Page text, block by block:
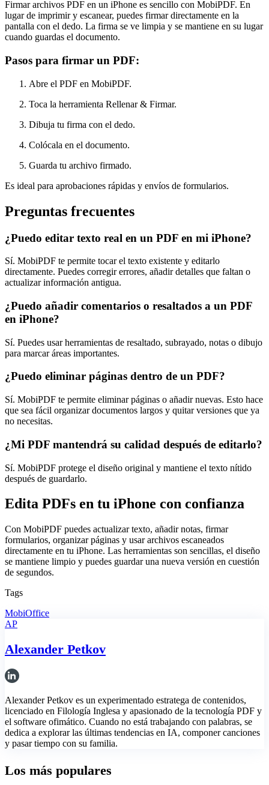
Firmar archivos PDF en un iPhone es sencillo con MobiPDF. En
lugar de imprimir y escanear, puedes firmar directamente en la
pantalla con el dedo. La firma se ve limpia y se mantiene en su lugar
cuando guardas el documento.
Pasos para firmar un PDF:
Abre el PDF en MobiPDF.
Toca la herramienta Rellenar & Firmar.
Dibuja tu firma con el dedo.
Colócala en el documento.
Guarda tu archivo firmado.
Es ideal para aprobaciones rápidas y envíos de formularios.
Preguntas frecuentes
¿Puedo editar texto real en un PDF en mi iPhone?
Sí. MobiPDF te permite tocar el texto existente y editarlo
directamente. Puedes corregir errores, añadir detalles que faltan o
actualizar información antigua.
¿Puedo añadir comentarios o resaltados a un PDF
en iPhone?
Sí. Puedes usar herramientas de resaltado, subrayado, notas o dibujo
para marcar áreas importantes.
¿Puedo eliminar páginas dentro de un PDF?
Sí. MobiPDF te permite eliminar páginas o añadir nuevas. Esto hace
que sea fácil organizar documentos largos y quitar versiones que ya
no necesitas.
¿Mi PDF mantendrá su calidad después de editarlo?
Sí. MobiPDF protege el diseño original y mantiene el texto nítido
después de guardarlo.
Edita PDFs en tu iPhone con confianza
Con MobiPDF puedes actualizar texto, añadir notas, firmar
formularios, organizar páginas y usar archivos escaneados
directamente en tu iPhone. Las herramientas son sencillas, el diseño
se mantiene limpio y puedes guardar una nueva versión en cuestión
de segundos.
Tags
MobiOffice
AP
Alexander Petkov
Alexander Petkov es un experimentado estratega de contenidos,
licenciado en Filología Inglesa y apasionado de la tecnología PDF y
el software ofimático. Cuando no está trabajando con palabras, se
dedica a explorar las últimas tendencias en IA, componer canciones
y pasar tiempo con su familia.
Los más populares